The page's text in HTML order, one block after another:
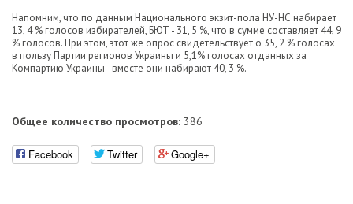
Напомним, что по данным Национального экзит-пола НУ-НС набирает
13, 4 % голосов избирателей, БЮТ - 31, 5 %, что в сумме составляет 44, 9
% голосов. При этом, этот же опрос свидетельствует о 35, 2 % голосах
в пользу Партии регионов Украины и 5,1% голосах отданных за
Компартию Украины - вместе они набирают 40, 3 %.
Общее количество просмотров: 386
Facebook Twitter Google+